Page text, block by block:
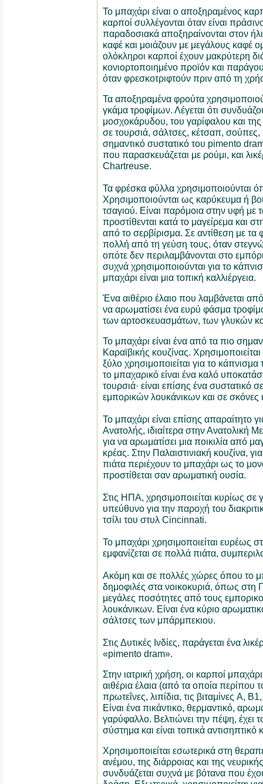
Το μπαχάρι είναι ο αποξηραμένος
καρποί συλλέγονται όταν είναι
παραδοσιακά αποξηραίνονται στον
καφέ και μοιάζουν με μεγάλους καφέ
ολόκληροι καρποί έχουν μακρύτερη
κονιορτοποιημένο προϊόν και
όταν φρεσκοτριφτούν πριν από τη
Τα αποξηραμένα φρούτα
γκάμα τροφίμων. Λέγεται ότι
μοσχοκάρυδου, του γαρίφαλου και
σε τουρσιά, σάλτσες, κέτσαπ,
σημαντικό συστατικό του pimento
που παρασκευάζεται με ρούμι, και
Chartreuse.
Τα φρέσκα φύλλα χρησιμοποιούνται
Χρησιμοποιούνται ως καρύκευμα ή
τσαγιού. Είναι παρόμοια στην υφή με
προστίθενται κατά το μαγείρεμα και
από το σερβίρισμα. Σε αντίθεση με
πολλή από τη γεύση τους, όταν
οπότε δεν περιλαμβάνονται στο
συχνά χρησιμοποιούνται για το
μπαχάρι είναι μια τοπική καλλιέργεια.
Ένα αιθέριο έλαιο που λαμβάνεται
να αρωματίσει ένα ευρύ φάσμα
των αρτοσκευασμάτων, των γλυκών
Το μπαχάρι είναι ένα από τα πιο
Καραϊβικής κουζίνας.
ξύλο χρησιμοποιείται για το
το μπαχαρικό είναι ένα καλό
τουρσιά· είναι επίσης ένα
εμπορικών λουκάνικων και σε σκόνες
Το μπαχάρι είναι επίσης απαραίτητο
Ανατολής, ιδιαίτερα στην Ανατολική
για να αρωματίσει μια ποικιλία από
κρέας. Στην Παλαιστινιακή κουζίνα,
πιάτα περιέχουν το μπαχάρι ως το
προστίθεται σαν αρωματική ουσία.
Στις ΗΠΑ, χρησιμοποιείται κυρίως σε
υπεύθυνο για την παροχή του
τσίλι του στυλ Cincinnati.
Το μπαχάρι χρησιμοποιείται ευρέως
εμφανίζεται σε πολλά πιάτα,
Ακόμη και σε πολλές χώρες όπου το
δημοφιλές στα νοικοκυριά, όπως στη
μεγάλες ποσότητες από τους
λουκάνικων. Είναι ένα κύριο
σάλτσες των μπάρμπεκιου.
Στις Δυτικές Ινδίες, παράγεται ένα
«pimento dram».
Στην ιατρική χρήση, οι καρποί
αιθέρια έλαια (από τα οποία περίπου
πρωτεΐνες, λιπίδια, τις βιταμίνες A,
Είναι ένα πικάντικο, θερμαντικό,
γαρύφαλλο. Βελτιώνει την πέψη, έχει
σύστημα και είναι τοπικά αντισηπτικό
Χρησιμοποιείται εσωτερικά στη
ανέμου, της διάρροιας και της
συνδυάζεται συχνά με βότανα που